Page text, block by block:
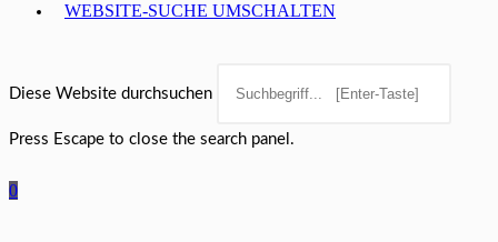
WEBSITE-SUCHE UMSCHALTEN
Diese Website durchsuchen
Press Escape to close the search panel.
0